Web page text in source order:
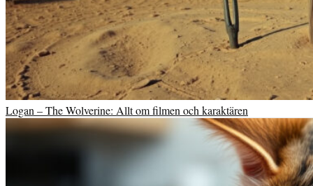
Logan – The Wolverine: Allt om filmen och karaktären